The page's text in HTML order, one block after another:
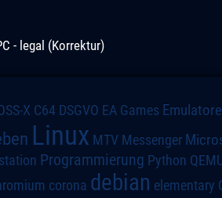
- legal (Korrektur)
X C64 DSGVO EA Games
Linux MTV Messenger
Programmierung Python
corona debian elementary